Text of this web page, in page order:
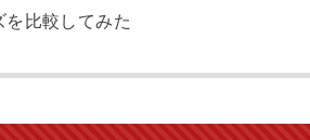
を比較してみた